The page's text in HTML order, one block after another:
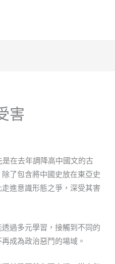
害
在去年調降高中國文的古
了包含將中國史放在東亞史
進意識形態之爭，深受其害
過多元學習，接觸到不同的
成為政治惡鬥的場域。